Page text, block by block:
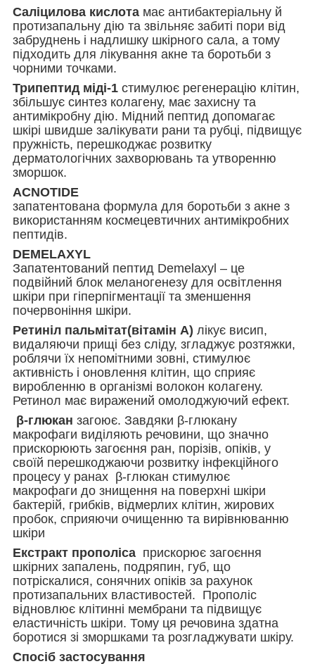
Саліцилова кислота має антибактеріальну й
протизапальну дію та звільняє забиті пори від
забруднень і надлишку шкірного сала, а тому
підходить для лікування акне та боротьби з
чорними точками.
Трипептид міді-1 стимулює регенерацію клітин,
збільшує синтез колагену, має захисну та
антимікробну дію. Мідний пептид допомагає
шкірі швидше залікувати рани та рубці, підвищує
пружність, перешкоджає розвитку
дерматологічних захворювань та утворенню
зморшок.
ACNOTIDE
запатентована формула для боротьби з акне з
використанням космецевтичних антимікробних
пептидів.
DEMELAXYL
Запатентований пептид Demelaxyl – це
подвійний блок меланогенезу для освітлення
шкіри при гіперпігментації та зменшення
почервоніння шкіри.
Ретиніл пальмітат(вітамін А) лікує висип,
видаляючи прищі без сліду, згладжує розтяжки,
роблячи їх непомітними зовні, стимулює
активність і оновлення клітин, що сприяє
виробленню в організмі волокон колагену.
Ретинол має виражений омолоджуючий ефект.
β-глюкан загоює. Завдяки β-глюкану
макрофаги виділяють речовини, що значно
прискорюють загоєння ран, порізів, опіків, у
своїй перешкоджаючи розвитку інфекційного
процесу у ранах β-глюкан стимулює
макрофаги до знищення на поверхні шкіри
бактерій, грибків, відмерлих клітин, жирових
пробок, сприяючи очищенню та вирівнюванню
шкіри
Екстракт прополіса прискорює загоєння
шкірних запалень, подряпин, губ, що
потріскалися, сонячних опіків за рахунок
протизапальних властивостей. Прополіс
відновлює клітинні мембрани та підвищує
еластичність шкіри. Тому ця речовина здатна
боротися зі зморшками та розгладжувати шкіру.
Спосіб застосування